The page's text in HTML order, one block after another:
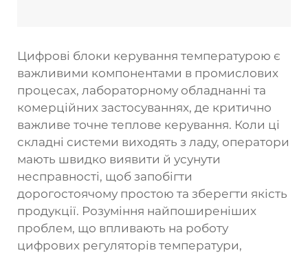
Цифрові блоки керування температурою є
важливими компонентами в промислових
процесах, лабораторному обладнанні та
комерційних застосуваннях, де критично
важливе точне теплове керування. Коли ці
складні системи виходять з ладу, оператори
мають швидко виявити й усунути
несправності, щоб запобігти
дорогостоячому простою та зберегти якість
продукції. Розуміння найпоширеніших
проблем, що впливають на роботу
цифрових регуляторів температури,